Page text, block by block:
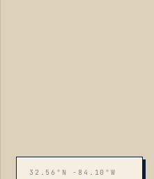
32.56°N -84.10°W